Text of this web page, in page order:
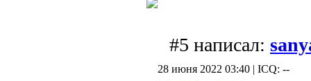
#5 написал:
28 июня 2022 03:40 | ICQ: --